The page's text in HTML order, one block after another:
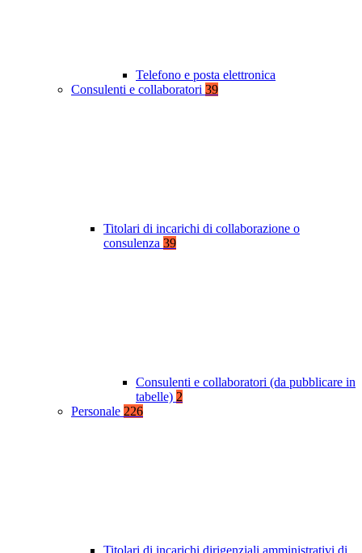
Telefono e posta elettronica
Consulenti e collaboratori 39
Titolari di incarichi di collaborazione o
consulenza 39
Consulenti e collaboratori (da pubblicare in
tabelle) 2
Personale 226